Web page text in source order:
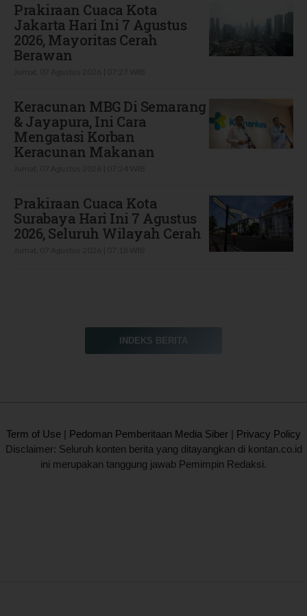
Prakiraan Cuaca Kota
Jakarta Hari Ini 7 Agustus
2026, Mayoritas Cerah
Berawan
Keracunan MBG Di Semarang
& Jayapura, Ini Cara
Mengatasi Korban
Keracunan Makanan
Prakiraan Cuaca Kota
Surabaya Hari Ini 7 Agustus
2026, Seluruh Wilayah Cerah
INDEKS BERITA
Term of Use Pedoman Pemberitaan Media Siber
Privacy Policy
Disclaimer: Seluruh konten berita yang ditayangkan di kontan.co.id
ini merupakan tanggung jawab Pemimpin Redaksi.